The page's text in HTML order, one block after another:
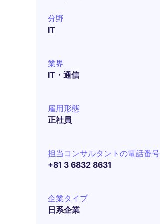
分野
IT
業界
IT・通信
雇用形態
正社員
担当コンサルタントの電話番号
+81 3 6832 8631
企業タイプ
日系企業